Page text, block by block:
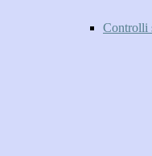
Controlli